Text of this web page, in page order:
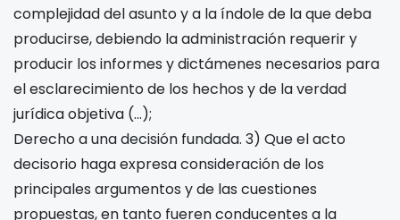
complejidad del asunto y a la índole de la que deba
producirse, debiendo la administración requerir y
producir los informes y dictámenes necesarios para
el esclarecimiento de los hechos y de la verdad
jurídica objetiva (…);
Derecho a una decisión fundada. 3) Que el acto
decisorio haga expresa consideración de los
principales argumentos y de las cuestiones
propuestas, en tanto fueren conducentes a la